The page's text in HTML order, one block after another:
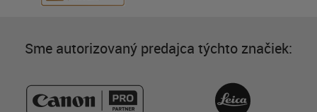
Sme autorizovaný predajca týchto značiek: